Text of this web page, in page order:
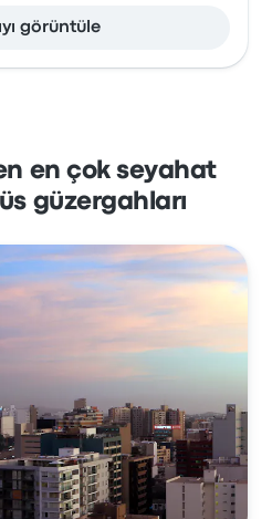
görüntüle
en çok seyahat
güzergahları